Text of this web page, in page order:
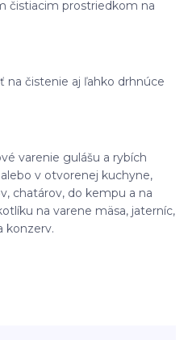
čistiacim prostriedkom na
čistenie aj ľahko drhnúce
varenie gulášu a rybích
v otvorenej kuchyne,
chatárov, do kempu a na
na varene mäsa, jaterníc,
konzerv.